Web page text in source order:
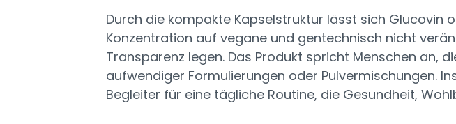
Durch die kompakte Kapselstruktur lässt sich Glucovin
Konzentration auf vegane und gentechnisch nicht
Transparenz legen. Das Produkt spricht Menschen an,
aufwendiger Formulierungen oder Pulvermischungen.
Begleiter für eine tägliche Routine, die Gesundheit,